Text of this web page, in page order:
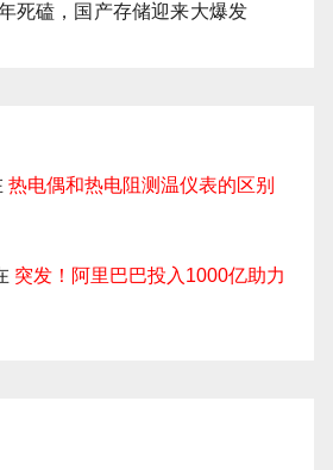
死磕，国产存储迎来大爆发
热电偶和热电阻测温仪表的区别
突发！阿里巴巴投入1000亿助力